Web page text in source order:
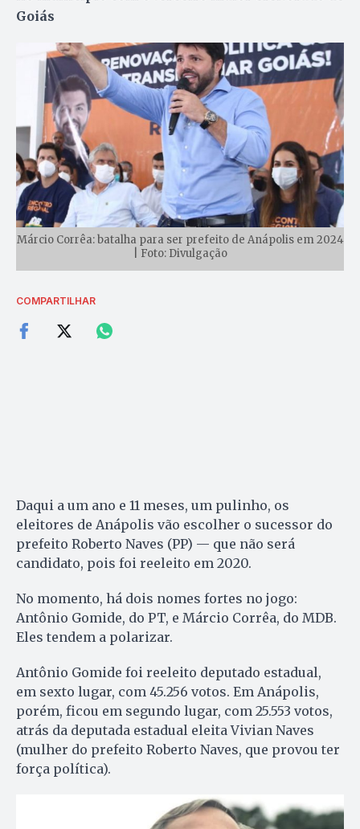
Goiás
Márcio Corrêa: batalha para ser prefeito de Anápolis em 2024
| Foto: Divulgação
COMPARTILHAR
Daqui a um ano e 11 meses, um pulinho, os
eleitores de Anápolis vão escolher o sucessor do
prefeito Roberto Naves (PP) — que não será
candidato, pois foi reeleito em 2020.
No momento, há dois nomes fortes no jogo:
Antônio Gomide, do PT, e Márcio Corrêa, do MDB.
Eles tendem a polarizar.
Antônio Gomide foi reeleito deputado estadual,
em sexto lugar, com 45.256 votos. Em Anápolis,
porém, ficou em segundo lugar, com 25.553 votos,
atrás da deputada estadual eleita Vivian Naves
(mulher do prefeito Roberto Naves, que provou ter
força política).